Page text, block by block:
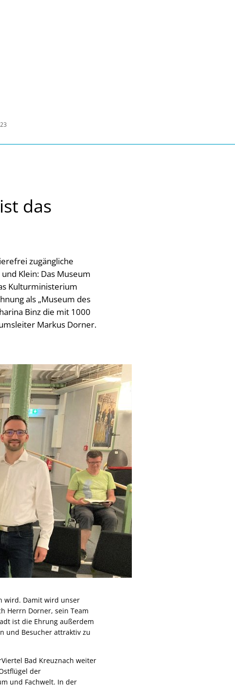
das
zugängliche
Klein: Das Museum
Kulturministerium
als „Museum des
Binz die mit 1000
Markus Dorner.
wird. Damit wird unser
Herrn Dorner, sein Team
ist die Ehrung außerdem
und Besucher attraktiv zu
Bad Kreuznach weiter
der
und Fachwelt. In der